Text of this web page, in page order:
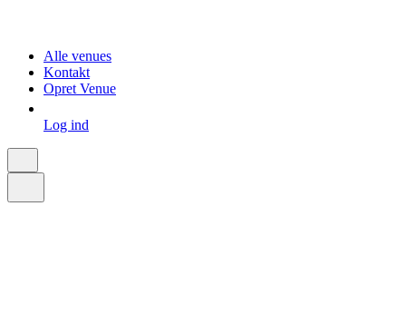
Alle venues
Kontakt
Opret Venue
Log ind